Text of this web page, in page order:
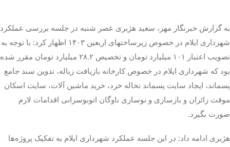
به گزارش خبرنگار مهر، سعید هژبری عصر شنبه در جلسه بررسی عملکرد
شهرداری ایلام در خصوص زیرساختهای اربعین
اظهار کرد: با توجه به
تصویب اعتبار ۱۰۱ میلیارد تومان و تخصیص ۲۸.۲ میلیارد تومان مقرر شده
بود که شهرداری ایلام در خصوص کارخانه بازیافت زباله، تدوین سند جامع
پسماند، ایجاد سایت پسماند نخاله خرد، خرید ماشین آلات، سایت اسکان
موقت زائران و بازسازی و نوسازی ناوگان اتوبوسرانی اقدامات لازم
صورت بگیرد.
هژبری ادامه داد: در این جلسه عملکرد شهرداری ایلام به تفکیک پروژه‌ها